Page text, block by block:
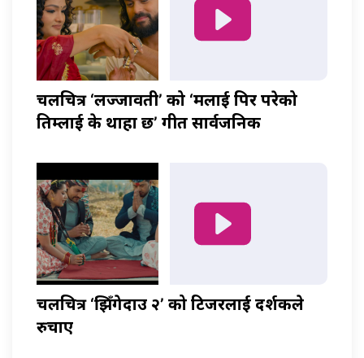
चलचित्र ‘लज्जावती’ को ‘मलाई पिर परेको
तिम्लाई के थाहा छ’ गीत सार्वजनिक
चलचित्र ‘झिँगेदाउ २’ को टिजरलाई दर्शकले
रुचाए